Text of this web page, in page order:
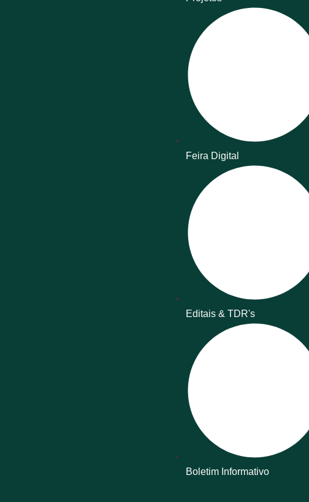
Feira Digital
Editais & TDR's
Boletim Informativo